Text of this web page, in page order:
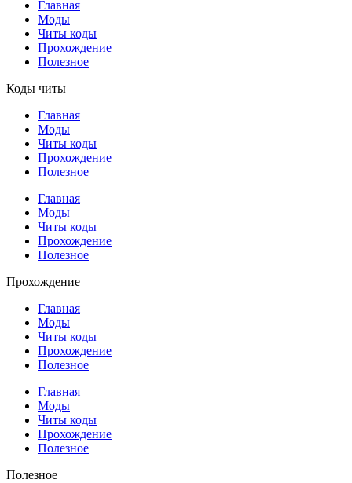
Главная
Моды
Читы коды
Прохождение
Полезное
Коды читы
Главная
Моды
Читы коды
Прохождение
Полезное
Главная
Моды
Читы коды
Прохождение
Полезное
Прохождение
Главная
Моды
Читы коды
Прохождение
Полезное
Главная
Моды
Читы коды
Прохождение
Полезное
Полезное